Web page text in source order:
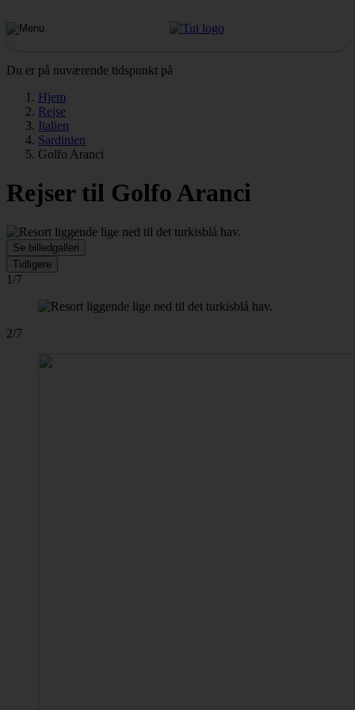
Du er på nuværende tidspunkt på
Hjem
Rejse
Italien
Sardinien
Golfo Aranci
Rejser til Golfo Aranci
Se billedgalleri
Tidligere
1/7
2/7